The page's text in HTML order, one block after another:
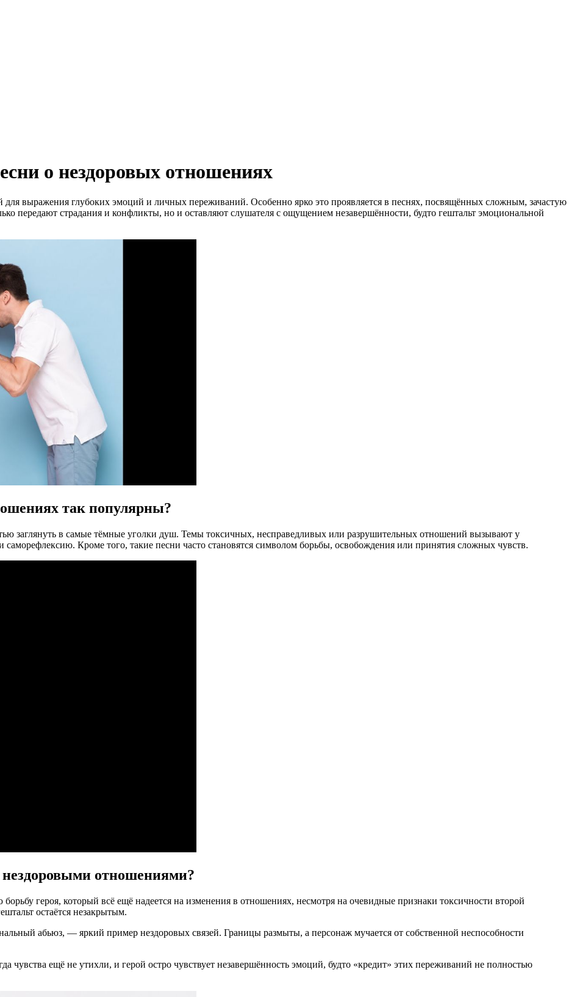
о нездоровых отношениях
выражения глубоких эмоций и личных переживаний. Особенно ярко это проявляется в песнях, посвящённых сложным, зачастую
передают страдания и конфликты, но и оставляют слушателя с ощущением незавершённости, будто гештальт эмоциональной
так популярны?
заглянуть в самые тёмные уголки душ. Темы токсичных, несправедливых или разрушительных отношений вызывают у
Кроме того, такие песни часто становятся символом борьбы, освобождения или принятия сложных чувств.
отношениями?
героя, который всё ещё надеется на изменения в отношениях, несмотря на очевидные признаки токсичности второй
остаётся незакрытым.
абьюз, — яркий пример нездоровых связей. Границы размыты, а персонаж мучается от собственной неспособности
чувства ещё не утихли, и герой остро чувствует незавершённость эмоций, будто «кредит» этих переживаний не полностью